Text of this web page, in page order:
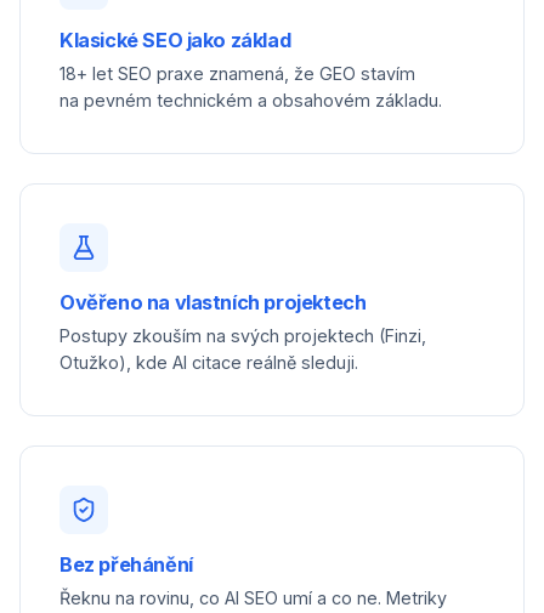
Klasické SEO jako základ
18+ let SEO praxe znamená, že GEO stavím
na pevném technickém a obsahovém základu.
Ověřeno na vlastních projektech
Postupy zkouším na svých projektech (Finzi,
Otužko), kde AI citace reálně sleduji.
Bez přehánění
Řeknu na rovinu, co AI SEO umí a co ne. Metriky